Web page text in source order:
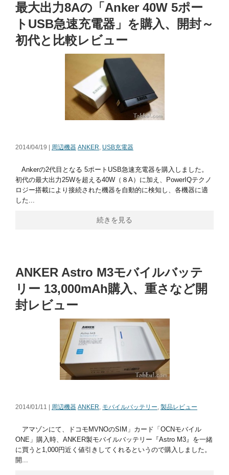
最大出力8Aの「Anker 40W 5ポー
トUSB急速充電器」を購入、開封～
初代と比較レビュー
2014/04/19 | 周辺機器 ANKER, USB充電器
Ankerの2代目となる 5ポートUSB急速充電器を購入しました。
初代の最大出力25Wを超える40W（８A）に加え、PowerIQテクノ
ロジー搭載により接続された機器を自動的に検知し、各機器に適
した...
続きを見る
ANKER Astro M3モバイルバッテ
リー 13,000mAh購入、重さなど開
封レビュー
2014/01/11 | 周辺機器 ANKER, モバイルバッテリー, 製品レビュー
アマゾンにて、ドコモMVNOのSIM」カード「OCNモバイル
ONE」購入時、ANKER製モバイルバッテリー『Astro M3』を一緒
に買うと1,000円近く値引きしてくれるというので購入しました。
開...